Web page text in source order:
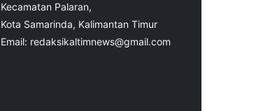
Kecamatan Palaran,
Kota Samarinda, Kalimantan Timur
Email: redaksikaltimnews@gmail.com